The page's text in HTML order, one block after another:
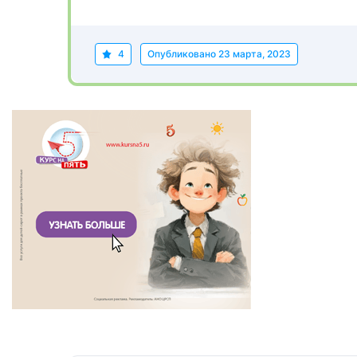
4 Опубликовано 23 марта, 2023